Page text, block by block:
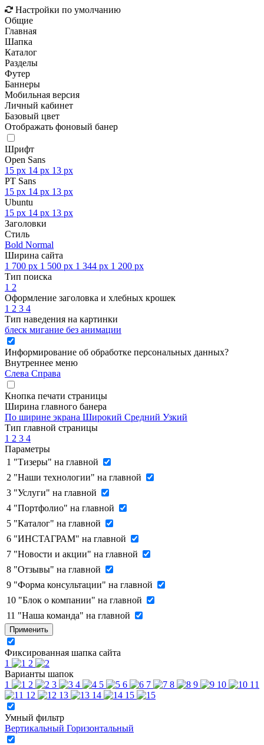
Настройки по умолчанию
Общие
Главная
Шапка
Каталог
Разделы
Футер
Баннеры
Мобильная версия
Личный кабинет
Базовый цвет
Отображать фоновый банер
Шрифт
Open Sans
15 px 14 px 13 px
PT Sans
15 px 14 px 13 px
Ubuntu
15 px 14 px 13 px
Заголовки
Стиль
Bold Normal
Ширина сайта
1 700 px 1 500 px 1 344 px 1 200 px
Тип поиска
1 2
Оформление заголовка и хлебных крошек
1 2 3 4
Тип наведения на картинки
блеск мигание без анимации
Информирование об обработке персональных данных?
Внутреннее меню
Слева Справа
Кнопка печати страницы
Ширина главного банера
По ширине экрана Широкий Средний Узкий
Тип главной страницы
1 2 3 4
Параметры
1 "Тизеры" на главной
2 "Наши технологии" на главной
3 "Услуги" на главной
4 "Портфолио" на главной
5 "Каталог" на главной
6 "ИНСТАГРАМ" на главной
7 "Новости и акции" на главной
8 "Отзывы" на главной
9 "Форма консультации" на главной
10 "Блок о компании" на главной
11 "Наша команда" на главной
Применить
Фиксированная шапка сайта
1
2
Варианты шапок
1
2 3 4 5 6 7 8 9 10
11
12
13 14 15
Умный фильтр
Вертикальный Горизонтальный